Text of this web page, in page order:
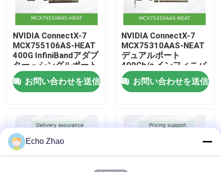
工場見学
品質管理
お問い合わせ
事件
NVIDIA ConnectX-7
MCX755106AS-HEAT
400G InfiniBandアダプ
ター – シングルポート
NDR、PCIe 5.0、ハイ
パースケールワークロ
ード向けのハードウェ
ージ
お問い合わせを送信
NVIDIA ConnectX-7
MCX75310AAS-NEAT
デュアルポート
400Gb/s インフィニバ
ンド&イーサネット ス
マートアダプター
お問い合わせを送信
Echo Zhao